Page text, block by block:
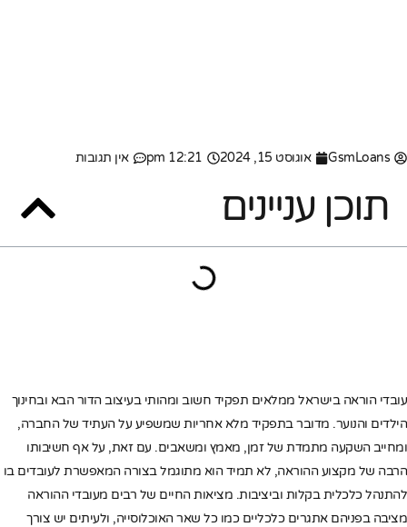
GsmLoans אוגוסט 15, 2024 12:21 pm אין תגובות
תוכן עניינים
עובדי הוראה בישראל ממלאים תפקיד חשוב ומהותי בעיצוב הדור הבא ובחינוך
הילדים והנוער. מדובר בתפקיד מלא אחריות שמשפיע על העתיד של החברה,
ומחייב השקעה מתמדת של זמן, מאמץ ומשאבים. עם זאת, על אף חשיבותו
הרבה של מקצוע ההוראה, לא תמיד הוא מתוגמל בצורה המאפשרת לעובדים בו
להתנהל כלכלית בקלות וביציבות. מציאות החיים של רבים מעובדי ההוראה
מציבה בפניהם אתגרים כלכליים כמו כל שאר האוכלוסייה, ולעיתים יש צורך